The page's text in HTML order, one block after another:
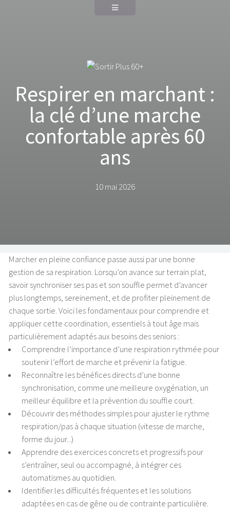
Respirer en marchant :
la clé d’une marche
confortable après 60
ans
10 mai 2026
Marcher en pleine confiance passe aussi par une bonne
gestion de sa respiration. Lorsqu’on avance sur terrain plat,
savoir synchroniser ses pas et son souffle permet d’avancer
plus longtemps, sereinement, et de profiter pleinement de
chaque sortie. Voici les fondamentaux pour comprendre et
appliquer cette coordination, essentiels à tout âge mais
particulièrement adaptés aux besoins des seniors :
Comprendre l’importance d’une respiration rythmée pour
soutenir l’effort de marche et prévenir la fatigue.
Reconnaître les bénéfices directs d’une bonne
synchronisation, comme une meilleure oxygénation, un
meilleur équilibre et la prévention du souffle court.
Découvrir des méthodes simples pour ajuster le rythme
respiration/pas à chaque situation (vitesse de marche,
forme du jour...)
Apprendre des exercices concrets et progressifs pour
s’entraîner, seul ou accompagné, à intégrer ces
automatismes au quotidien.
Identifier les difficultés fréquentes et les solutions
adaptées en cas de gêne ou de contrainte particulière.